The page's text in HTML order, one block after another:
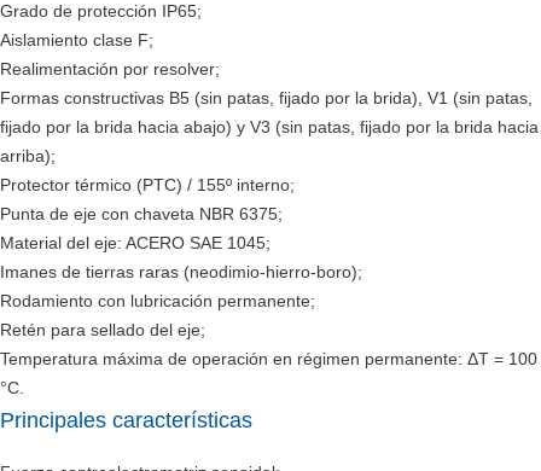
Grado de protección IP65;
Aislamiento clase F;
Realimentación por resolver;
Formas constructivas B5 (sin patas, fijado por la brida), V1 (sin patas,
fijado por la brida hacia abajo) y V3 (sin patas, fijado por la brida hacia
arriba);
Protector térmico (PTC) / 155º interno;
Punta de eje con chaveta NBR 6375;
Material del eje: ACERO SAE 1045;
Imanes de tierras raras (neodimio-hierro-boro);
Rodamiento con lubricación permanente;
Retén para sellado del eje;
Temperatura máxima de operación en régimen permanente: ΔT = 100
°C.
Principales características